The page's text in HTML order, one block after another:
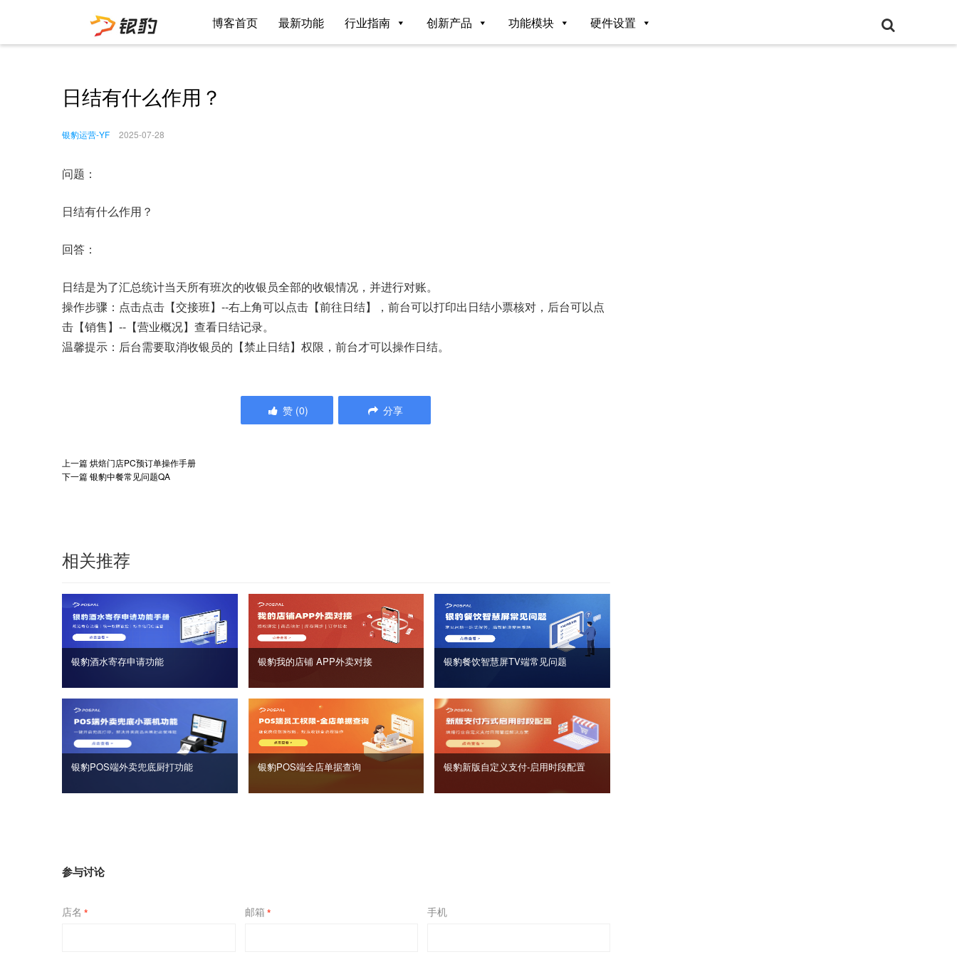
博客首页 最新功能 行业指南 创新产品 功能模块 硬件设置
日结有什么作用？
银豹运营-YF 2025-07-28
问题：
日结有什么作用？
回答：
日结是为了汇总统计当天所有班次的收银员全部的收银情况，并进行对账。
操作步骤：点击点击【交接班】--右上角可以点击【前往日结】，前台可以打印出日结小票核对，后台可以点
击【销售】--【营业概况】查看日结记录。
温馨提示：后台需要取消收银员的【禁止日结】权限，前台才可以操作日结。
赞 (0) 分享
上一篇烘焙门店PC预订单操作手册
下一篇银豹中餐常见问题QA
相关推荐
银豹酒水寄存申请功能 银豹我的店铺 APP外卖对接 银豹餐饮智慧屏TV端常见问题
银豹POS端外卖兜底厨打功能 银豹POS端全店单据查询 银豹新版自定义支付‑启用时段配置
参与讨论
店名 * 邮箱 * 手机